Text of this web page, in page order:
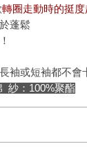
轉圈走動時的挺度
蓬鬆
袖或短袖都不會
紗：100%聚酯